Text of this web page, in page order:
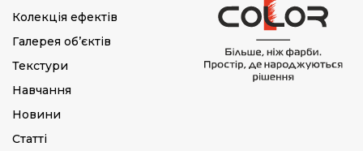
Колекція ефектів
Галерея об’єктів
Текстури
Навчання
Новини
Статті